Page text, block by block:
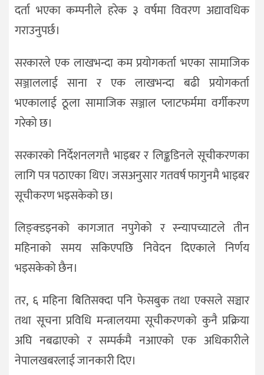
दर्ता भएका कम्पनीले हरेक ३ वर्षमा विवरण अद्यावधिक
गराउनुपर्छ।
सरकारले एक लाखभन्दा कम प्रयोगकर्ता भएका सामाजिक
सञ्जाललाई साना र एक लाखभन्दा बढी प्रयोगकर्ता
भएकालाई ठूला सामाजिक सञ्जाल प्लाटफर्ममा वर्गीकरण
गरेको छ।
सरकारको निर्देशनलगत्तै भाइबर र लिङ्कडिनले सूचीकरणका
लागि पत्र पठाएका थिए। जसअनुसार गतवर्ष फागुनमै भाइबर
सूचीकरण भइसकेको छ।
लिङ्क्डइनको कागजात नपुगेको र स्न्यापच्याटले तीन
महिनाको समय सकिएपछि निवेदन दिएकाले निर्णय
भइसकेको छैन।
तर, ६ महिना बितिसक्दा पनि फेसबुक तथा एक्सले सञ्चार
तथा सूचना प्रविधि मन्त्रालयमा सूचीकरणको कुनै प्रक्रिया
अघि नबढाएको र सम्पर्कमै नआएको एक अधिकारीले
नेपालखबरलाई जानकारी दिए।